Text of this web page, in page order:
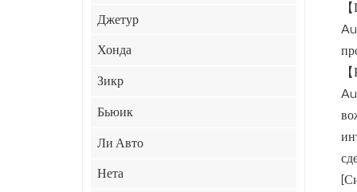
Джетур
Хонда
Зикр
Бьюик
Ли Авто
Нета